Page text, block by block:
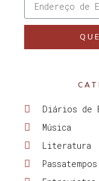
Diários de
Música
Literatura
Passatempos